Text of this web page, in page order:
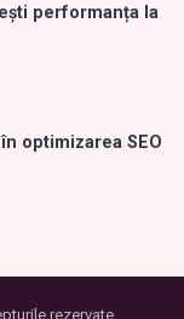
performanța la
optimizarea SEO
rezervate.